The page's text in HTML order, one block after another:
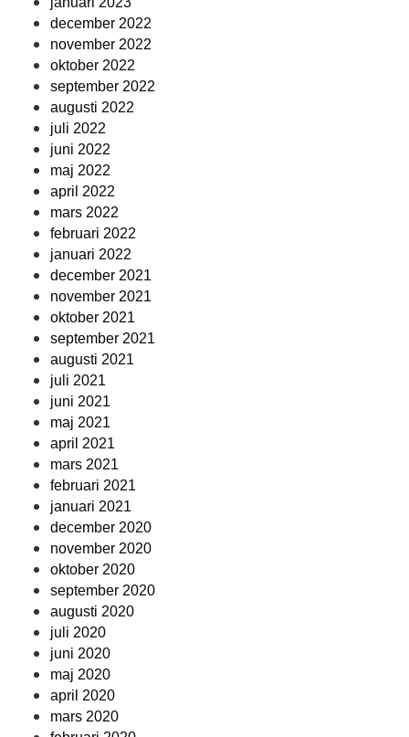
december 2022
november 2022
oktober 2022
september 2022
augusti 2022
juli 2022
juni 2022
maj 2022
april 2022
mars 2022
februari 2022
januari 2022
december 2021
november 2021
oktober 2021
september 2021
augusti 2021
juli 2021
juni 2021
maj 2021
april 2021
mars 2021
februari 2021
januari 2021
december 2020
november 2020
oktober 2020
september 2020
augusti 2020
juli 2020
juni 2020
maj 2020
april 2020
mars 2020